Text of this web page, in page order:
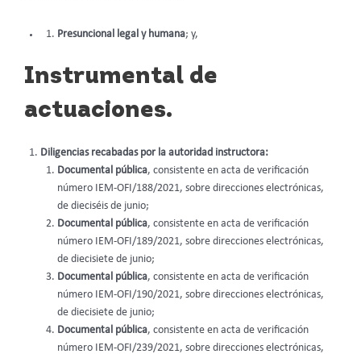
Presuncional legal y humana; y,
Instrumental de
actuaciones.
Diligencias recabadas por la autoridad instructora:
Documental pública, consistente en acta de verificación
número IEM-OFI/188/2021, sobre direcciones electrónicas,
de dieciséis de junio;
Documental pública, consistente en acta de verificación
número IEM-OFI/189/2021, sobre direcciones electrónicas,
de diecisiete de junio;
Documental pública, consistente en acta de verificación
número IEM-OFI/190/2021, sobre direcciones electrónicas,
de diecisiete de junio;
Documental pública, consistente en acta de verificación
número IEM-OFI/239/2021, sobre direcciones electrónicas,